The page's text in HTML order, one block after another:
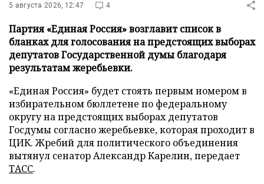
5 августа 2026, 12:47 4
Партия «Единая Россия» возглавит список в
бланках для голосования на предстоящих выборах
депутатов Государственной думы благодаря
результатам жеребьевки.
«Единая Россия» будет стоять первым номером в
избирательном бюллетене по федеральному
округу на предстоящих выборах депутатов
Госдумы согласно жеребьевке, которая проходит в
ЦИК. Жребий для политического объединения
вытянул сенатор Александр Карелин, передает
ТАСС.